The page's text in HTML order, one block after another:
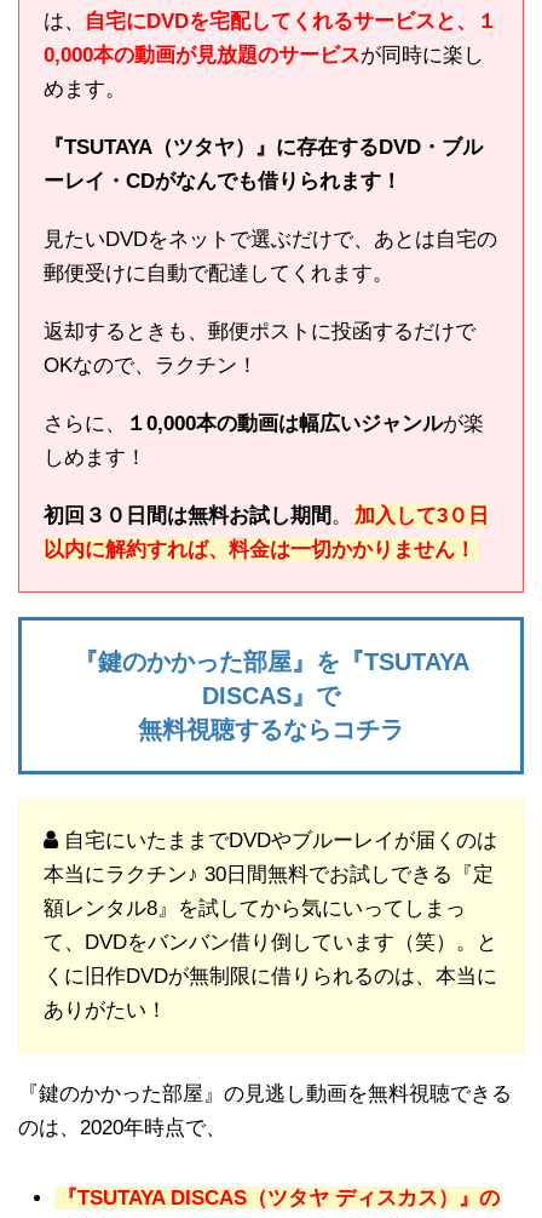
は、
自宅にDVDを宅配してくれるサービスと、１
0,000本の動画が見放題のサービスが同時に楽し
めます。
『TSUTAYA（ツタヤ）』に存在するDVD・ブル
ーレイ・CDがなんでも借りられます！
見たいDVDをネットで選ぶだけで、あとは自宅の
郵便受けに自動で配達してくれます。
返却するときも、郵便ポストに投函するだけで
OKなので、ラクチン！
さらに、 １0,000本の動画は幅広いジャンルが楽
しめます！
初回３０日間は無料お試し期間 。
加入して3０日
以内に解約すれば、料金は一切かかりません！
『鍵のかかった部屋』を『TSUTAYA
DISCAS』で
無料視聴するならコチラ
自宅にいたままでDVDやブルーレイが届くのは
本当にラクチン♪ 30日間無料でお試しできる『定
額レンタル8』を試してから気にいってしまっ
て、DVDをバンバン借り倒しています（笑）。と
くに旧作DVDが無制限に借りられるのは、本当に
ありがたい！
『鍵のかかった部屋』の見逃し動画を無料視聴できる
のは、2020年時点で、
『TSUTAYA DISCAS（ツタヤ ディスカス）』の